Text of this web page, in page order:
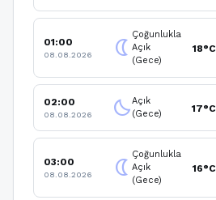
01:00
08.08.2026 nightlight
Çoğunlukla
Açık
(Gece)
18°C
02:00
08.08.2026 clear_nightAçık
(Gece)
17°C
03:00
08.08.2026 nightlight
Çoğunlukla
Açık
(Gece)
16°C